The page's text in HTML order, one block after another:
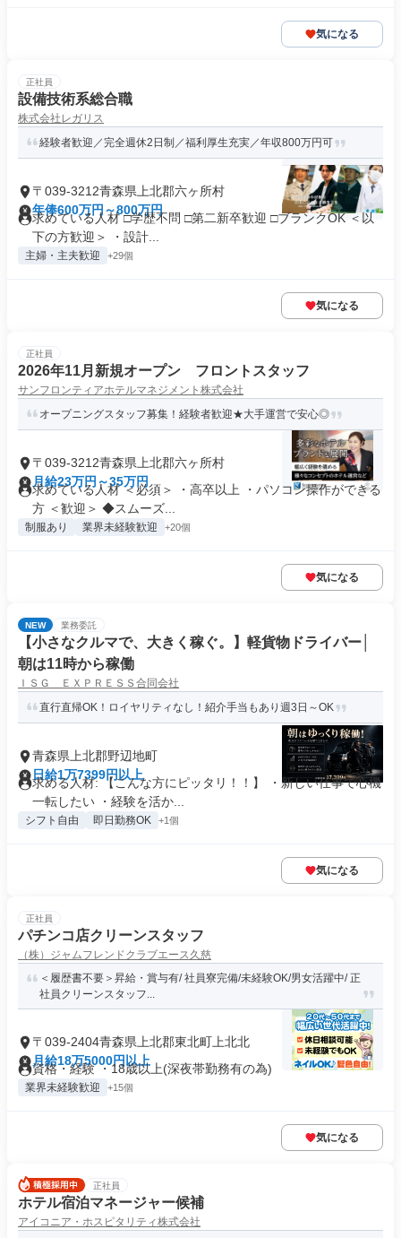
気になる
正社員
設備技術系総合職
株式会社レガリス
経験者歓迎／完全週休2日制／福利厚生充実／年収800万円可
〒039-3212青森県上北郡六ヶ所村
年俸600万円～800万円
求めている人材 □学歴不問 □第二新卒歓迎 □ブランクOK ＜以
下の方歓迎＞ ・設計...
主婦・主夫歓迎 +29個
気になる
正社員
2026年11月新規オープン フロントスタッフ
サンフロンティアホテルマネジメント株式会社
オープニングスタッフ募集！経験者歓迎★大手運営で安心◎
〒039-3212青森県上北郡六ヶ所村
月給23万円～35万円
求めている人材 ＜必須＞ ・高卒以上 ・パソコン操作ができる
方 ＜歓迎＞ ◆スムーズ...
制服あり 業界未経験歓迎 +20個
気になる
NEW 業務委託
【小さなクルマで、大きく稼ぐ。】軽貨物ドライバー│
朝は11時から稼働
ＩＳＧ ＥＸＰＲＥＳＳ合同会社
直行直帰OK！ロイヤリティなし！紹介手当もあり週3日～OK
青森県上北郡野辺地町
日給1万7399円以上
求める人材: 【こんな方にピッタリ！！】 ・新しい仕事で心機
一転したい ・経験を活か...
シフト自由 即日勤務OK +1個
気になる
正社員
パチンコ店クリーンスタッフ
（株）ジャムフレンドクラブエース久慈
＜履歴書不要＞昇給・賞与有/ 社員寮完備/未経験OK/男女活躍中/ 正
社員クリーンスタッフ...
〒039-2404青森県上北郡東北町上北北
月給18万5000円以上
資格・経験 ・18歳以上(深夜帯勤務有の為)
業界未経験歓迎 +15個
気になる
正社員
ホテル宿泊マネージャー候補
アイコニア・ホスピタリティ株式会社